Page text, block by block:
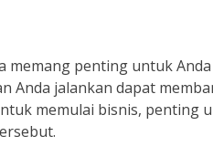
memang penting untuk
Anda jalankan dapat
memulai bisnis, penting